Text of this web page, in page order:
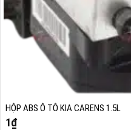
HỘP ABS Ô TÔ KIA CARENS 1.5L
1₫